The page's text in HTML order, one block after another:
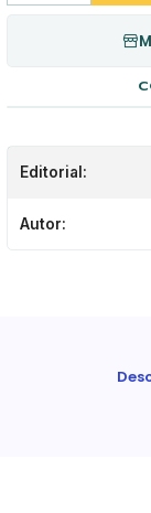
Editorial:
Autor: